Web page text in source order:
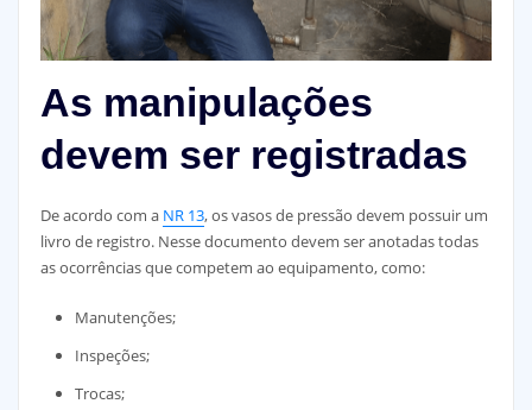
As manipulações
devem ser registradas
De acordo com a NR 13, os vasos de pressão devem possuir um
livro de registro. Nesse documento devem ser anotadas todas
as ocorrências que competem ao equipamento, como:
Manutenções;
Inspeções;
Trocas;